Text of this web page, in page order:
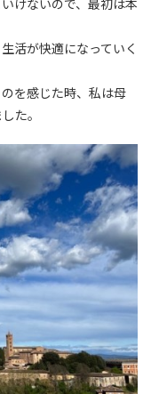
けないので、最初は本
活が快適になっていく
を感じた時、私は母
た。